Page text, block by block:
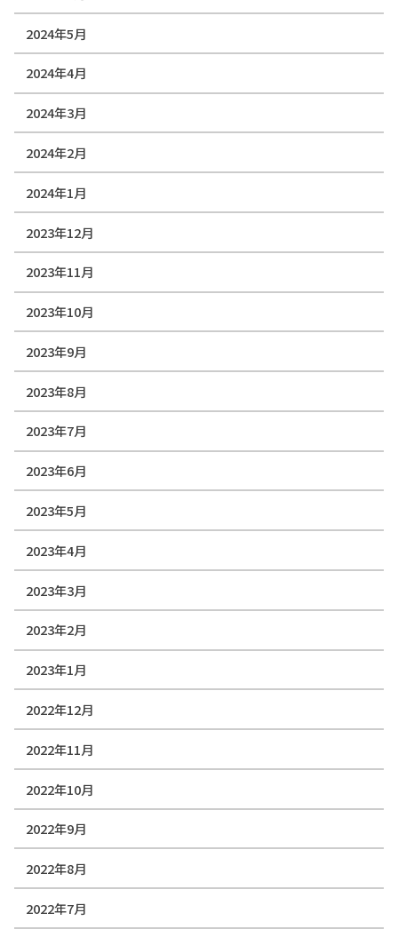
2024年5月
2024年4月
2024年3月
2024年2月
2024年1月
2023年12月
2023年11月
2023年10月
2023年9月
2023年8月
2023年7月
2023年6月
2023年5月
2023年4月
2023年3月
2023年2月
2023年1月
2022年12月
2022年11月
2022年10月
2022年9月
2022年8月
2022年7月